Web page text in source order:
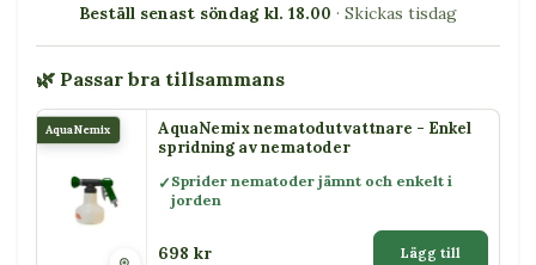
Beställ senast söndag kl. 18.00 · Skickas tisdag
🌿 Passar bra tillsammans
AquaNemix
AquaNemix nematodutvattnare - Enkel
spridning av nematoder
Sprider nematoder jämnt och enkelt i
jorden
698 kr Lägg till